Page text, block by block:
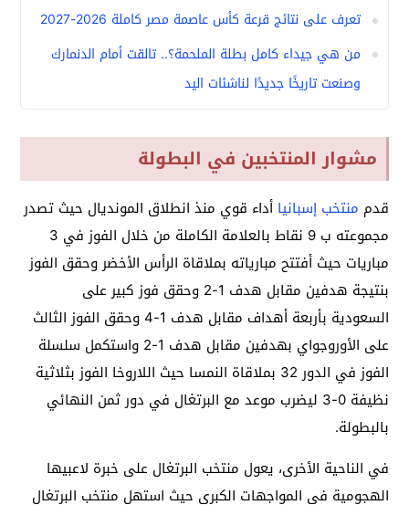
تعرف على نتائج قرعة كأس عاصمة مصر كاملة 2026-2027
من هي جيداء كامل بطلة الملحمة؟.. تالقت أمام الدنمارك
وصنعت تاريخًا جديدًا لناشئات اليد
مشوار المنتخبين في البطولة
قدم منتخب إسبانيا أداء قوي منذ انطلاق المونديال حيث تصدر
مجموعته ب 9 نقاط بالعلامة الكاملة من خلال الفوز في 3
مباريات حيث أفتتح مبارياته بملاقاة الرأس الأخضر وحقق الفوز
بنتيجة هدفين مقابل هدف 1-2 وحقق فوز كبير على
السعودية بأربعة أهداف مقابل هدف 1-4 وحقق الفوز الثالث
على الأوروجواي بهدفين مقابل هدف 1-2 واستكمل سلسلة
الفوز في الدور 32 بملاقاة النمسا حيث اللاروخا الفوز بثلاثية
نظيفة 0-3 ليضرب موعد مع البرتغال في دور ثمن النهائي
بالبطولة.
في الناحية الأخرى، يعول منتخب البرتغال على خبرة لاعبيها
الهجومية في المواجهات الكبرى حيث استهل منتخب البرتغال